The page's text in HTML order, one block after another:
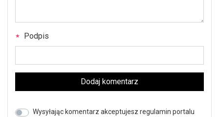
Podpis
Dodaj komentarz
Wysyłając komentarz akceptujesz regulamin portalu